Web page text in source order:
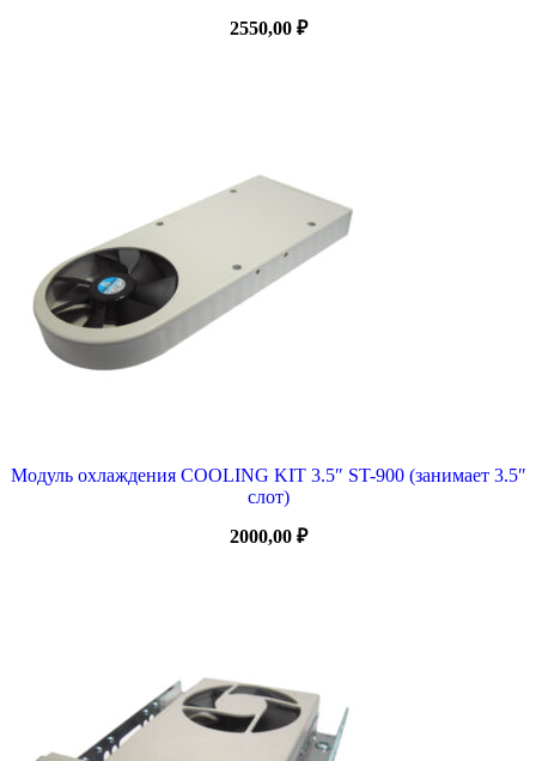
2550,00 ₽
Модуль охлаждения COOLING KIT 3.5″ ST-900 (занимает 3.5″
слот)
2000,00 ₽